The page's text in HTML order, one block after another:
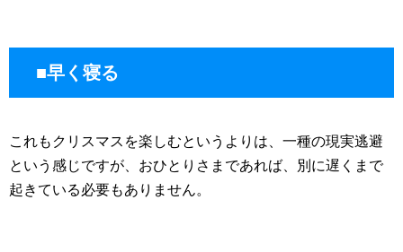
■早く寝る
これもクリスマスを楽しむというよりは、一種の現実逃避
という感じですが、おひとりさまであれば、別に遅くまで
起きている必要もありません。